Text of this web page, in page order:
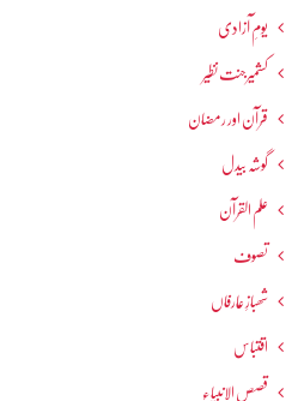
یومِ آزادی
کشمیرجنت نظیر
قرآن اور رمضان
گوشہ بیدل
علم القرآن
تصوف
شھبازِ عارفاں
اقتباس
قصص الانبیاء